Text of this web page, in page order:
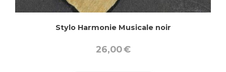
Bague musicale : une mélodie à votre
17,00